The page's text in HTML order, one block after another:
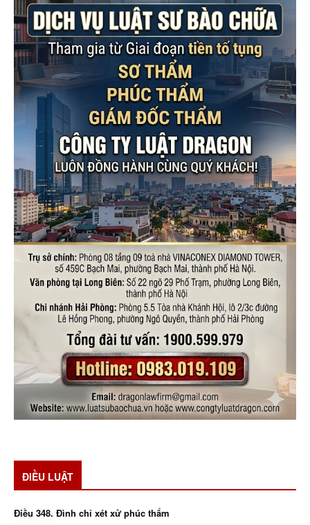
ĐIỀU LUẬT
Điều 348. Đình chỉ xét xử phúc thẩm